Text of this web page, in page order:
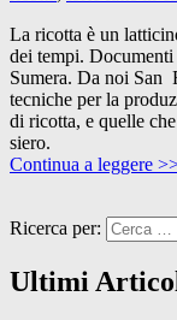
La ricotta è un
dei tempi.
Sumera. Da noi San
tecniche per la
di ricotta, e quelle
siero.
Continua a leggere
Ricerca per:
Ultimi